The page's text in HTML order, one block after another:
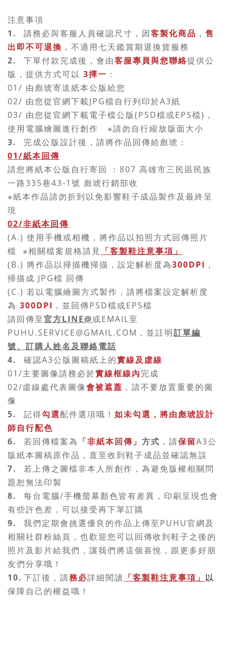
注意事項
1.
請務必與客服人員確認尺寸，因客製化商品 ， 售
出即不可退換 ，不適用七天鑑賞期退換貨服務
2.
下單付款完成後，會由客服專員與您聯絡提供公
版， 提供方式可以 3擇一 ：
01/ 由彪琥寄送紙本公版給您
02/ 由您從官網下載JPG檔自行列印於A3紙
03/ 由您從官網下載電子檔公版(PSD檔或EPS檔)，
使用電腦繪圖進行創作 ※請勿自行縮放版面大小
3.
完成公版設計後，請將作品回傳給彪琥：
01/紙本回傳
請您將紙本公版自行寄回 ：807 高雄市三民區民族
一路335巷43-1號 彪琥行銷部收
※紙本作品請勿折到以免影響鞋子成品製作及最終呈
現
02/非紙本回傳
(A.) 使用手機或相機，將作品以拍照方式回傳照片
檔 ※相關檔案規格請見 「客製鞋注意事項」
(B.) 將作品以掃描機掃描，設定解析度為300DPI ，
掃描成 JPG檔 回傳
(C.) 若以電腦繪圖方式製作，請將檔案設定解析度
為 300DPI ，並回傳PSD檔或EPS檔
請回傳至官方LINE@或EMAIL至
PUHU.SERVICE@GMAIL.COM，並註明訂單編
號、訂購人姓名及聯絡電話
4.
確認A3公版圖稿紙上的實線及虛線
01/主要圖像請務必於實線框線內完成
02/虛線處代表圖像會被遮蓋 ，請不要放置重要的圖
像
5.
記得勾選配件選項哦！ 如未勾選，將由彪琥設計
師自行配色
6.
若回傳檔案為 「非紙本回傳」 方式 ，請保留A3公
版紙本圖稿原作品，直至收到鞋子成品並確認無誤
7.
若上傳之圖檔非本人所創作，為避免版權相關問
題恕無法印製
8.
每台電腦/手機螢幕顏色皆有差異，印刷呈現也會
有些許色差，可以接受再下單訂購
9.
我們定期會挑選優良的作品上傳至PUHU官網及
相關社群粉絲頁，也歡迎您可以回傳收到鞋子之後的
照片及影片給我們，讓我們將這個喜悅，跟更多好朋
友們分享哦！
10. 下訂後，請務必詳細閱讀 「客製鞋注意事項」 以
保障自己的權益哦！